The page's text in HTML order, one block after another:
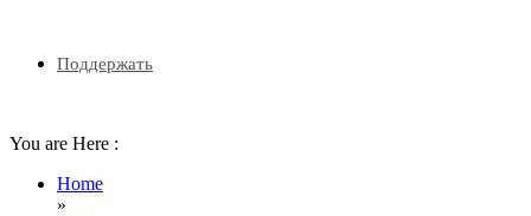
Поддержать
You are Here :
Home
»